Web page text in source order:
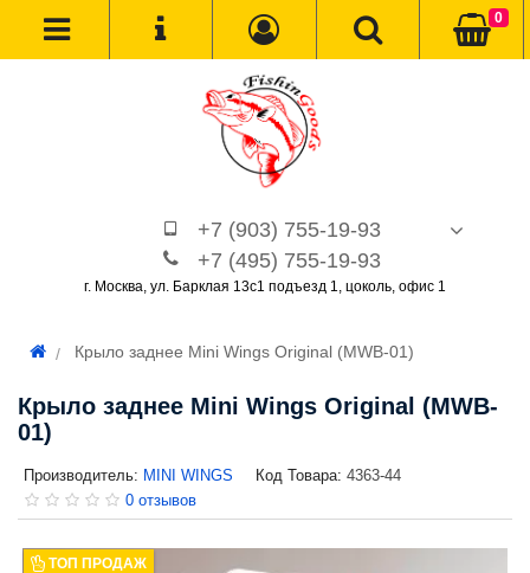
+7 (903) 755-19-93
+7 (495) 755-19-93
г. Москва, ул. Барклая 13с1 подъезд 1, цоколь, офис 1
0
Крыло заднее Mini Wings Original (MWB-01)
Крыло заднее Mini Wings Original (MWB-
01)
Производитель: MINI WINGS Код Товара: 4363-44
0 отзывов
ТОП ПРОДАЖ